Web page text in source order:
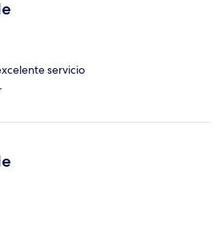
servicio